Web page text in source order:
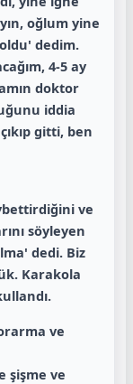
oğlum yine
dedim.
4-5 ay
doktor
iddia
gitti, ben
ve
söyleyen
dedi. Biz
Karakola
ve
şişme ve